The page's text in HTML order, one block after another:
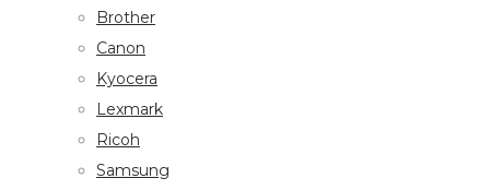
Brother
Canon
Kyocera
Lexmark
Ricoh
Samsung